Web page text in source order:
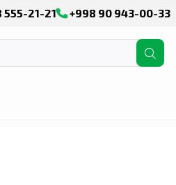
555-21-21 +998 90 943-00-33